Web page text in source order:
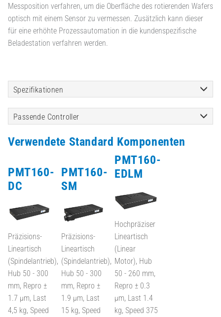
Messposition verfahren, um die Oberfläche des rotierenden Wafers
optisch mit einem Sensor zu vermessen. Zusätzlich kann dieser
für eine erhöhte Prozessautomation in die kundenspezifische
Beladestation verfahren werden.
Spezifikationen
Passende Controller
Verwendete Standard Komponenten
PMT160-
DC
Präzisions-
Lineartisch
(Spindelantrieb),
Hub 50 - 300
mm, Repro ±
1.7 µm, Last
4,5 kg, Speed
PMT160-
SM
Präzisions-
Lineartisch
(Spindelantrieb),
Hub 50 - 300
mm, Repro ±
1.9 µm, Last
15 kg, Speed
PMT160-
EDLM
Hochpräziser
Lineartisch
(Linear
Motor), Hub
50 - 260 mm,
Repro ± 0.3
µm, Last 1.4
kg, Speed 375